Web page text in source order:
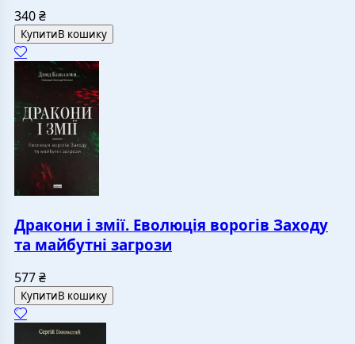
340₴
КупитиВ кошику
Дракони і змії. Еволюція ворогів Заходу
та майбутні загрози
577₴
КупитиВ кошику